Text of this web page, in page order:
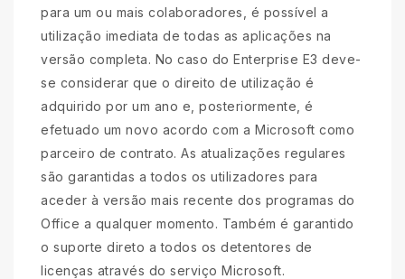
para um ou mais colaboradores, é possível a
utilização imediata de todas as aplicações na
versão completa. No caso do Enterprise E3 deve-
se considerar que o direito de utilização é
adquirido por um ano e, posteriormente, é
efetuado um novo acordo com a Microsoft como
parceiro de contrato. As atualizações regulares
são garantidas a todos os utilizadores para
aceder à versão mais recente dos programas do
Office a qualquer momento. Também é garantido
o suporte direto a todos os detentores de
licenças através do serviço Microsoft.